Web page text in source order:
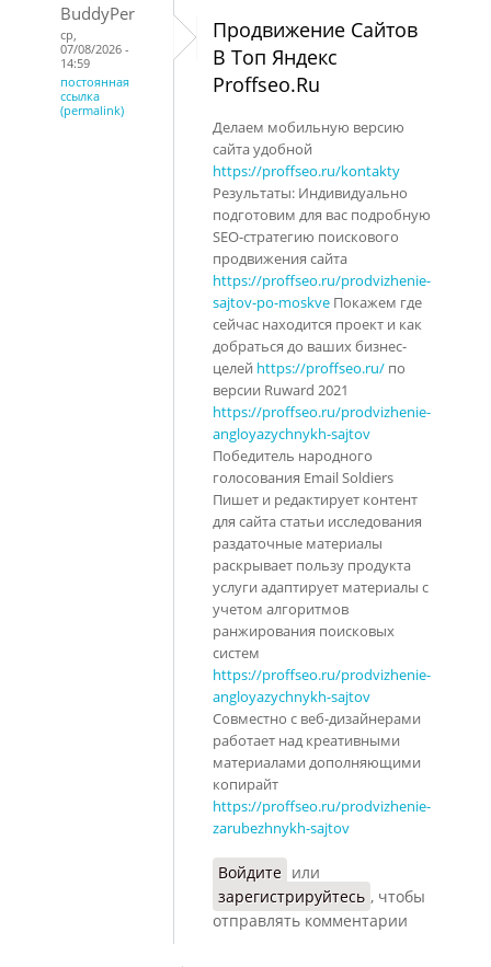
BuddyPer
ср,
07/08/2026 -
14:59
постоянная
ссылка
(permalink)
Продвижение Сайтов
В Топ Яндекс
Proffseo.Ru
Делаем мобильную версию
сайта удобной
https://proffseo.ru/kontakty
Результаты: Индивидуально
подготовим для вас подробную
SEO-стратегию поискового
продвижения сайта
https://proffseo.ru/prodvizhenie-
sajtov-po-moskve Покажем где
сейчас находится проект и как
добраться до ваших бизнес-
целей https://proffseo.ru/ по
версии Ruward 2021
https://proffseo.ru/prodvizhenie-
angloyazychnykh-sajtov
Победитель народного
голосования Email Soldiers
Пишет и редактирует контент
для сайта статьи исследования
раздаточные материалы
раскрывает пользу продукта
услуги адаптирует материалы с
учетом алгоритмов
ранжирования поисковых
систем
https://proffseo.ru/prodvizhenie-
angloyazychnykh-sajtov
Совместно с веб-дизайнерами
работает над креативными
материалами дополняющими
копирайт
https://proffseo.ru/prodvizhenie-
zarubezhnykh-sajtov
Войдите или
зарегистрируйтесь , чтобы
отправлять комментарии